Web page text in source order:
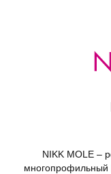
NIKK MOLE –